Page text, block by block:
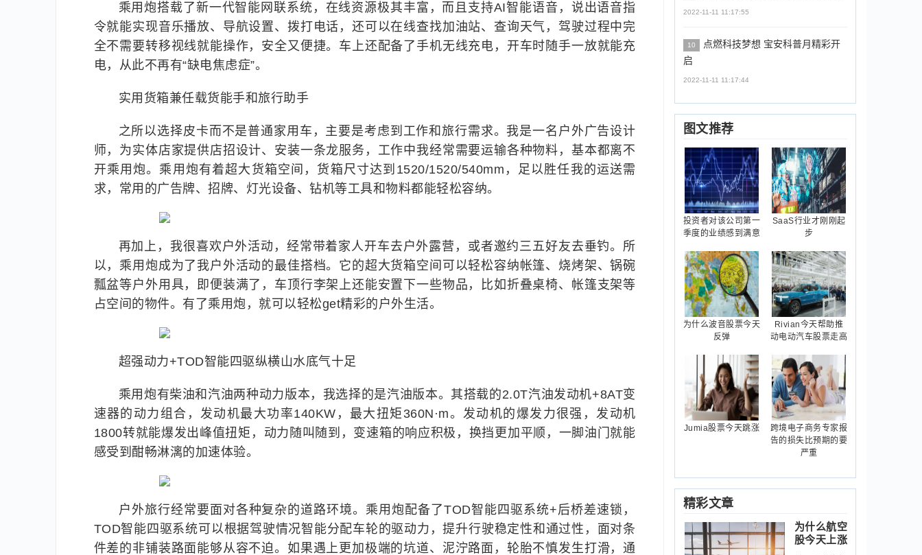
乘用炮搭载了新一代智能网联系统，在线资源极其丰富，而且支持AI智能语音，说出语音指
令就能实现音乐播放、导航设置、拨打电话，还可以在线查找加油站、查询天气，驾驶过程中完
全不需要转移视线就能操作，安全又便捷。车上还配备了手机无线充电，开车时随手一放就能充
电，从此不再有“缺电焦虑症”。
实用货箱兼任载货能手和旅行助手
之所以选择皮卡而不是普通家用车，主要是考虑到工作和旅行需求。我是一名户外广告设计
师，为实体店家提供店招设计、安装一条龙服务，工作中我经常需要运输各种物料，基本都离不
开乘用炮。乘用炮有着超大货箱空间，货箱尺寸达到1520/1520/540mm，足以胜任我的运送需
求，常用的广告牌、招牌、灯光设备、钻机等工具和物料都能轻松容纳。
再加上，我很喜欢户外活动，经常带着家人开车去户外露营，或者邀约三五好友去垂钓。所
以，乘用炮成为了我户外活动的最佳搭档。它的超大货箱空间可以轻松容纳帐篷、烧烤架、锅碗
瓢盆等户外用具，即便装满了，车顶行李架上还能安置下一些物品，比如折叠桌椅、帐篷支架等
占空间的物件。有了乘用炮，就可以轻松get精彩的户外生活。
超强动力+TOD智能四驱纵横山水底气十足
乘用炮有柴油和汽油两种动力版本，我选择的是汽油版本。其搭载的2.0T汽油发动机+8AT变
速器的动力组合，发动机最大功率140KW，最大扭矩360N·m。发动机的爆发力很强，发动机
1800转就能爆发出峰值扭矩，动力随叫随到，变速箱的响应积极，换挡更加平顺，一脚油门就能
感受到酣畅淋漓的加速体验。
户外旅行经常要面对各种复杂的道路环境。乘用炮配备了TOD智能四驱系统+后桥差速锁，
TOD智能四驱系统可以根据驾驶情况智能分配车轮的驱动力，提升行驶稳定性和通过性，面对条
件差的非铺装路面能够从容不迫。如果遇上更加极端的坑道、泥泞路面，轮胎不慎发生打滑，通
2022-11-11 11:17:55
10
点燃科技梦想 宝安科普月精彩开
启
2022-11-11 11:17:44
图文推荐
投资者对该公司第一
季度的业绩感到满意
SaaS行业才刚刚起
步
为什么波音股票今天
反弹
Rivian今天帮助推
动电动汽车股票走高
Jumia股票今天跳涨
跨境电子商务专家报
告的损失比预期的要
严重
精彩文章
为什么航空
股今天上涨